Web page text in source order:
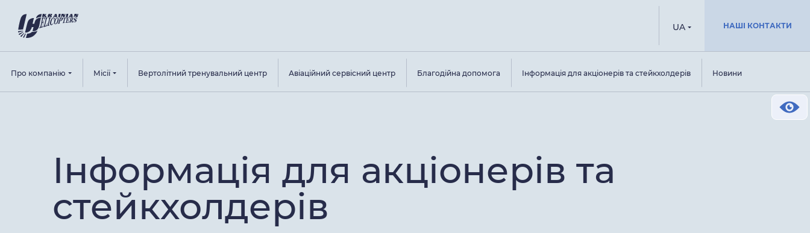
UA НАШІ КОНТАКТИ
Про компанію Місії Вертолітний тренувальний центр Авіаційний сервісний центр Благодійна допомога Інформація для акціонерів та стейкхолдерів Новини
Інформація для акціонерів та
стейкхолдерів